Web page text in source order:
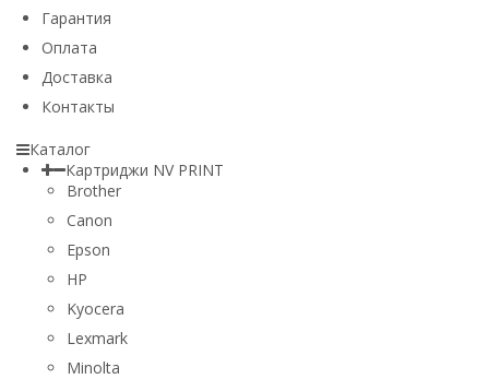
Гарантия
Оплата
Доставка
Контакты
Каталог
Картриджи NV PRINT
Brother
Canon
Epson
HP
Kyocera
Lexmark
Minolta